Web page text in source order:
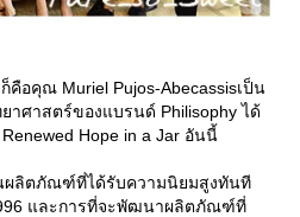
อคุณ Muriel Pujos-Abecassisเป็น
าศาสตร์ของแบรนด์ Philisophy ได้
Hope in a Jar อันนี้
นผลิตภัณฑ์ที่ได้รับความนิยมสูงทันที
และการที่จะพัฒนาผลิตภัณฑ์ที่